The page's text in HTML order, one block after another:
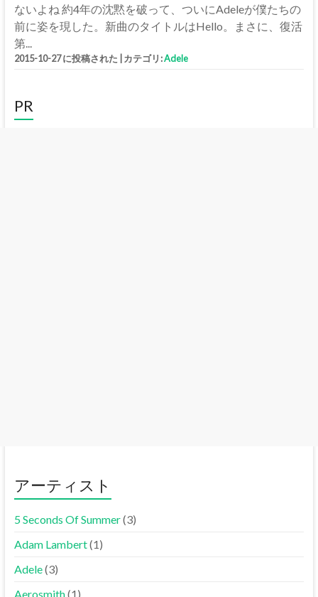
ないよね 約4年の沈黙を破って、ついにAdeleが僕たちの
前に姿を現した。新曲のタイトルはHello。まさに、復活
第...
2015-10-27 に投稿された カテゴリ:Adele
PR
アーティスト
5 Seconds Of Summer(3)
Adam Lambert(1)
Adele(3)
Aerosmith(1)